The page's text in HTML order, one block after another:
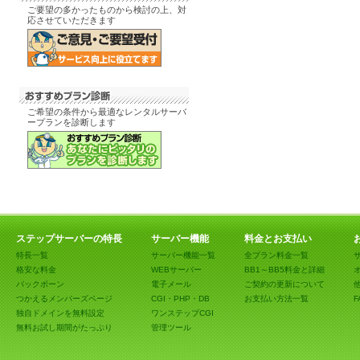
ご要望の多かったものから検討の上、対
応させていただきます
ご希望の条件から最適なレンタルサーバ
ープランを診断します
ステップサーバーの特長
特長一覧
格安な料金
バックボーン
つかえるメンバーズページ
独自ドメインを無料設定
無料お試し期間がたっぷり
サーバー機能
サーバー機能一覧
WEBサーバー
電子メール
CGI・PHP・DB
ワンステップCGI
管理ツール
料金とお支払い
全プラン料金一覧
BB1～BB5料金と詳細
ご契約の更新について
お支払い方法一覧